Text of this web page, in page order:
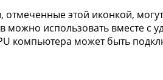
отмеченные этой иконкой,
можно использовать вместе с
компьютера может быть